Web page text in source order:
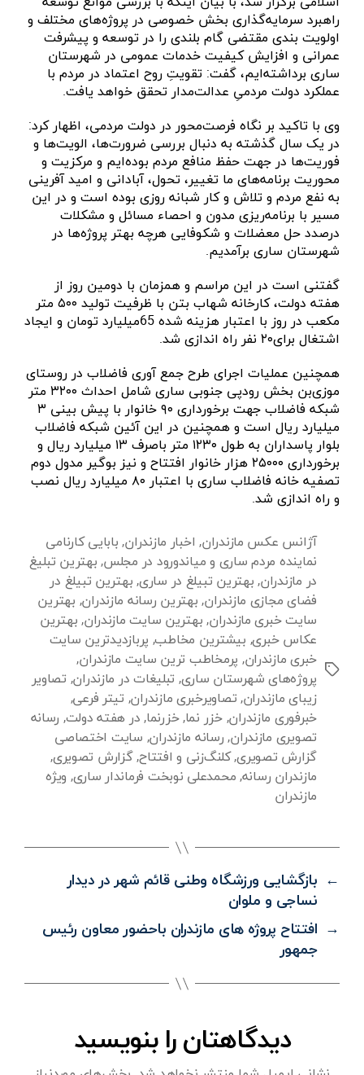
راهبرد سرمایه‌گذاری بخش خصوصی در پروژه‌‌های مختلف و
اولویت بندی مقتضی گام بلندی را در توسعه و پیشرفت
عمرانی و افزایش کیفیت خدمات عمومی در شهرستان
ساری برداشته‌ایم، گفت: تقویتِ روح اعتماد در مردم با
عملکرد دولت مردمیِ عدالت‌مدار تحقق خواهد یافت.
وی با تاکید بر نگاه فرصت‌محور در دولت مردمی، اظهار کرد:
در یک سال گذشته به دنبال بررسی ضرورت‌ها، الویت‌ها و
فوریت‌ها در جهت حفظ منافع مردم بوده‌ایم و مرکزیت و
محوریت برنامه‌های ما تغییر، تحول، آبادانی و امید آفرینی
به نفع مردم و تلاش و کار شبانه روزی بوده است و در این
مسیر با برنامه‌ریزی مدون و احصاء مسائل و مشکلات
درصدد حل معضلات و شکوفایی هرچه بهتر پروژه‌ها در
شهرستان ساری برآمدیم.
گفتنی است در این مراسم و همزمان با دومین روز از
هفته دولت، کارخانه شهاب بتن با ظرفیت تولید ۵۰۰ متر
مکعب در روز با اعتبار هزینه شده 65میلیارد تومان و ایجاد
اشتغال برای۲۰ نفر راه اندازی شد.
همچنین عملیات اجرای طرح جمع آوری فاضلاب در روستای
موزی‌بن بخش رودپی جنوبی ساری شامل احداث ۳۲۰۰ متر
شبکه فاضلاب جهت برخورداری ۹۰ خانوار با پیش بینی ۳
میلیارد ریال است و همچنین در این آئین شبکه فاضلاب
بلوار پاسداران به طول ۱۲۳۰ متر باصرف ۱۳ میلیارد ریال و
برخورداری ۲۵۰۰۰ هزار خانوار افتتاح و نیز بوگیر مدول دوم
تصفیه خانه فاضلاب ساری با اعتبار ۸۰ میلیارد ریال نصب
و راه اندازی شد.
برچسب‌ها
آژانس عکس مازندران, اخبار مازندران, بابایی کارنامی
نماینده مردم ساری و میاندورود در مجلس, بهترین تبلیغ
در مازندران, بهترین تبیلغ در ساری, بهترین تبیلغ در
فضای مجازی مازندران, بهترین رسانه مازندران, بهترین
سایت خبری مازندران, بهترین سایت مازندران, بهترین
عکاس خبری, بیشترین مخاطب, پربازدیدترین سایت
خبری مازندران, پرمخاطب ترین سایت مازندران,
پروژ‎ه‌های شهرستان ساری
, تبلیغات در مازندران, تصاویر
زیبای مازندران, تصاویرخبری مازندران, تیتر فرعی,
خبرفوری مازندران,خزر نما,خزرنما, در هفته دولت, رسانه
تصویری مازندران, رسانه مازندران, سایت اختصاصی
گزارش تصویری,کلنگ‌زنی و افتتاح,گزارش تصویری,
مازندران رسانه, محمدعلی نوبخت فرماندار ساری, ویژه
مازندران
← بازگشایی ورزشگاه وطنی قائم شهر در دیدار
نساجی و ملوان
→ افتتاح پروژه های مازندران باحضور معاون رئیس
جمهور
دیدگاهتان را بنویسید